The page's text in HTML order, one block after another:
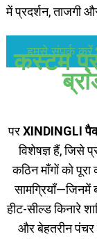
में प्रदर्शन, ताजगी
हमसे संपर्क करें
कस्टम
परXINDINGLI
विशेषज्ञ हैं, जिसे
कठिन माँगों को
हीट-सील्ड किनारे
और बेहतरीन पंचर